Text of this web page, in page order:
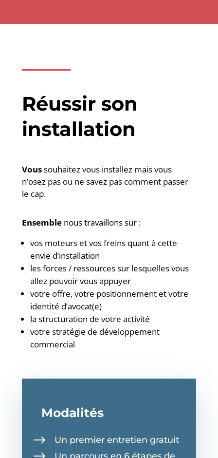
Réussir son
installation
Voussouhaitez vous installez mais vous
n’osez pas ou ne savez pas comment passer
le cap.
Ensemble nous travaillons sur :
vos moteurs et vos freins quant à cette
envie d’installation
les forces / ressources sur lesquelles vous
allez pouvoir vous appuyer
votre offre, votre positionnement et votre
identité d’avocat(e)
la structuration de votre activité
votre stratégie de développement
commercial
Modalités
$ Un premier entretien gratuit